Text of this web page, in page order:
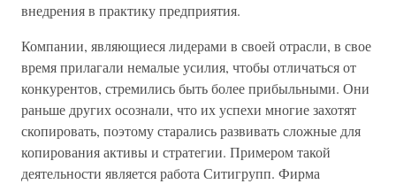
внедрения в практику предприятия.
Компании, являющиеся лидерами в своей отрасли, в свое
время прилагали немалые усилия, чтобы отличаться от
конкурентов, стремились быть более прибыльными. Они
раньше других осознали, что их успехи многие захотят
скопировать, поэтому старались развивать сложные для
копирования активы и стратегии. Примером такой
деятельности является работа Ситигрупп. Фирма